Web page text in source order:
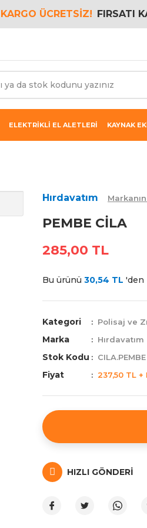
KARGO ÜCRETSİZ! FIRSATI
ELEKTRİKLİ EL ALETLERİ KAYNAK
Hırdavatım
PEMBE CİLA
285,00 TL
Bu ürünü 30,54 TL 'den
Kategori Polisaj ve
Marka Hırdavatım
Stok Kodu CILA.PEMBE
Fiyat 237,50 TL +
HIZLI GÖNDERI